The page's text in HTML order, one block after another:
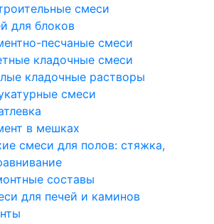
смеси
для блоков
песчаные смеси
кладочные смеси
кладочные растворы
смеси
в мешках
смеси для полов: стяжка,
составы
для печей и каминов